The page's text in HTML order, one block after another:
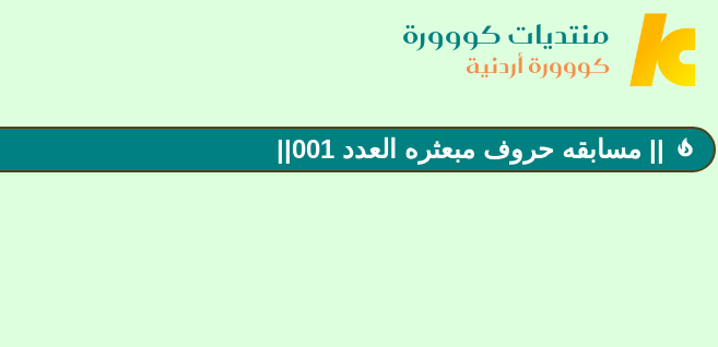
منتديات كووورة
كووورة أردنية
 || مسابقه حروف مبعثره العدد 001||